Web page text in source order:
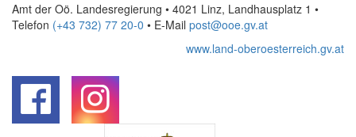
Amt der Oö. Landesregierung • 4021 Linz, Landhausplatz 1 •
Telefon (+43 732) 77 20-0 • E-Mail post@ooe.gv.at
www.land-oberoesterreich.gv.at